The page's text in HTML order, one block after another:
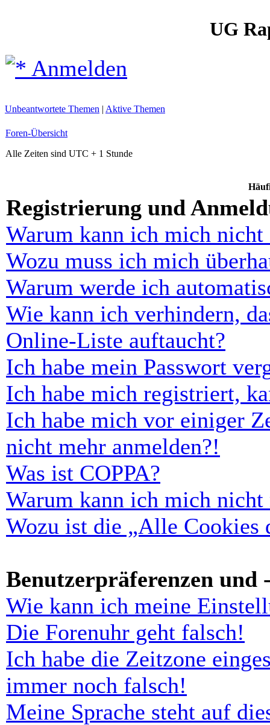
UG
Anmelden
Unbeantwortete Themen | Aktive Themen
Foren-Übersicht
Alle Zeiten sind UTC + 1 Stunde
Registrierung und
Warum kann ich mich nicht
Wozu muss ich mich
Warum werde ich
Wie kann ich verhindern,
Online-Liste auftaucht?
Ich habe mein Passwort
Ich habe mich registriert,
Ich habe mich vor einiger
nicht mehr anmelden?!
Was ist COPPA?
Warum kann ich mich nicht
Wozu ist die „Alle Cookies
Benutzerpräferenzen und
Wie kann ich meine
Die Forenuhr geht falsch!
Ich habe die Zeitzone
immer noch falsch!
Meine Sprache steht auf